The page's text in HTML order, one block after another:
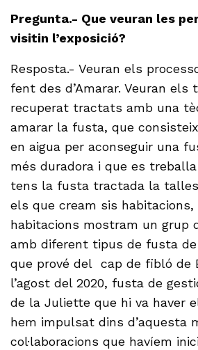
Pregunta.- Que veuran les
visitin l’exposició?
Resposta.- Veuran els
fent des d’Amarar. Veuran els
recuperat tractats amb una
amarar la fusta, que
en aigua per aconseguir una
més duradora i que es
tens la fusta tractada la
els que cream sis habitacions,
habitacions mostram un grup
amb diferent tipus de fusta
que prové del cap de fibló de
l’agost del 2020, fusta de
de la Juliette que hi va haver
hem impulsat dins d’aquesta
col·laboracions que havíem